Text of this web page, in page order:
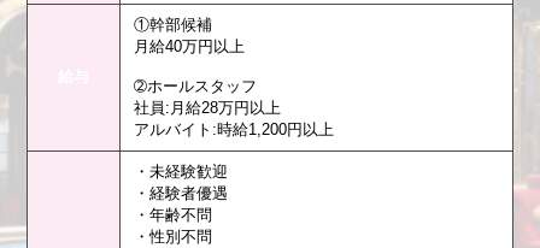
①幹部候補
月給40万円以上
➁ホールスタッフ
社員:月給28万円以上
アルバイト:時給1,200円以上
・未経験歓迎
・経験者優遇
・年齢不問
・性別不問